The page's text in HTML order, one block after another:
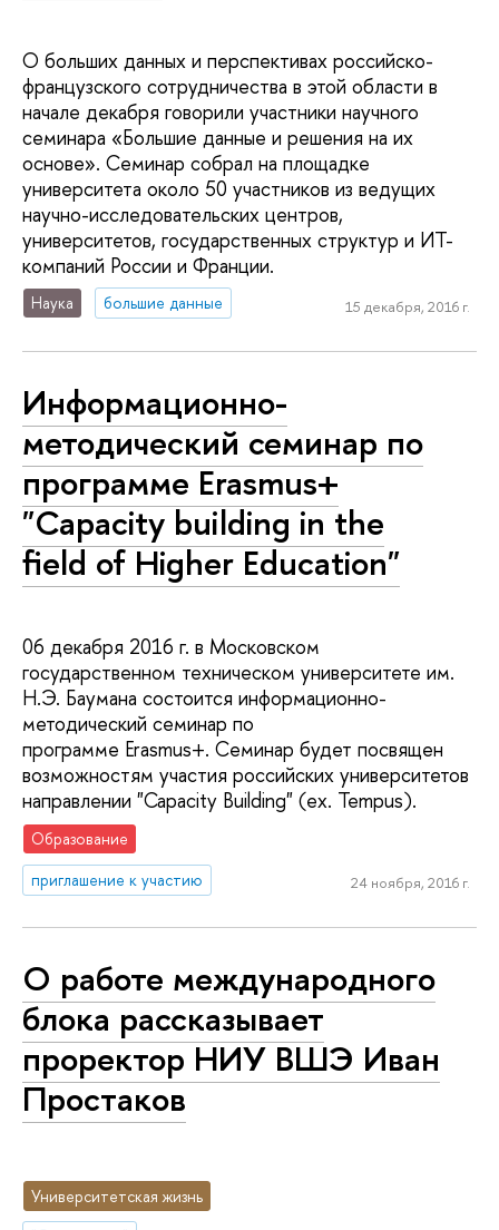
О больших данных и перспективах российско-
французского сотрудничества в этой области в
начале декабря говорили участники научного
семинара «Большие данные и решения на их
основе». Семинар собрал на площадке
университета около 50 участников из ведущих
научно-исследовательских центров,
университетов, государственных структур и ИТ-
компаний России и Франции.
Наука большие данные 15 декабря, 2016 г.
Информационно-
методический семинар по
программе Erasmus+
"Capacity building in the
field of Higher Education"
06 декабря 2016 г. в Московском
государственном техническом университете им.
Н.Э. Баумана состоится информационно-
методический семинар по
программе Erasmus+. Семинар будет посвящен
возможностям участия российских университетов
направлении "Сарасity Building" (ex. Tempus).
Образование
приглашение к участию
24 ноября, 2016 г.
О работе международного
блока рассказывает
проректор НИУ ВШЭ Иван
Простаков
Университетская жизнь